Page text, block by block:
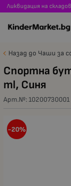
Ликвидация на
Назад до Чаши за
Спортна
ml, Синя
Арт.№:10200730001
-20%